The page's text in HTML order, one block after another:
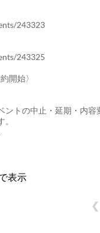
243323
243325
開始〉
ントの中止・延期・内容
表示
❮